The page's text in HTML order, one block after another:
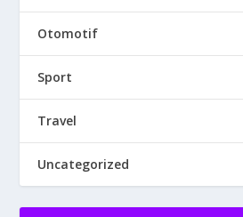
Otomotif
Sport
Travel
Uncategorized